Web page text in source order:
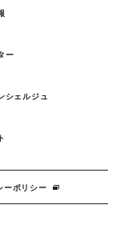
ー
シェルジュ
ーポリシー